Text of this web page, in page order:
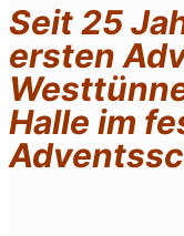
Seit 25
ersten
Halle im